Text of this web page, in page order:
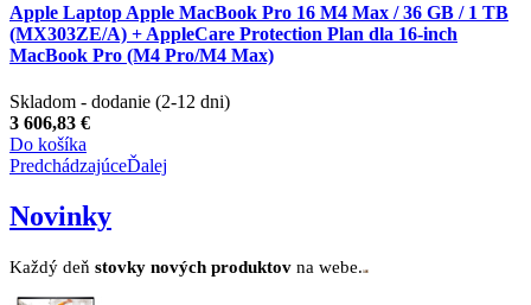
Apple Laptop Apple MacBook Pro 16 M4 Max / 36 GB / 1 TB
(MX303ZE/A) + AppleCare Protection Plan dla 16-inch
MacBook Pro (M4 Pro/M4 Max)
Skladom - dodanie (2-12 dni)
3 606,83 €
Do košíka
PredchádzajúceĎalej
Novinky
Každý deň stovky nových produktov na webe.